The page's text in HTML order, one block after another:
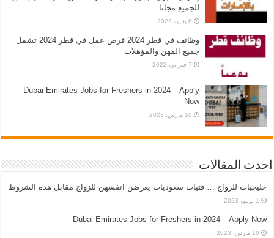
للجميع مجانا
6 يناير، 2022
وظائف في قطر 2024 فرص عمل في قطر 2024 تشمل
جميع المهن والمؤهلات
7 فبراير، 2022
Dubai Emirates Jobs for Freshers in 2024 – Apply
Now
10 مارس، 2023
احدث المقالات
خليجيات للزواج … فتيات سعوديات يعرضن انفسهن للزواج مقابل هذه الشروط
1 يونيو، 2023
Dubai Emirates Jobs for Freshers in 2024 – Apply Now
10 مارس، 2023